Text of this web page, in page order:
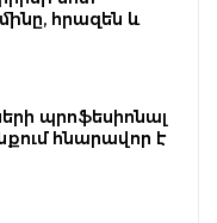
հրազեն և
պրոֆեսիոնալ
հնարավոր է